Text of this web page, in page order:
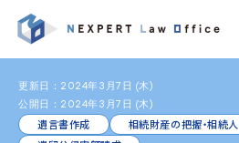
更新日：2024年3月7日 (木)
公開日：2024年3月7日 (木)
遺言書作成
相続財産の把握・相続